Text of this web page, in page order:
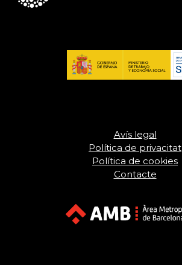
Avís legal
Política de privacitat
Política de cookies
Contacte